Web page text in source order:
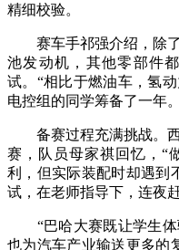
精细校验。
赛车手祁强介绍，除了
池发动机，其他零部件
试。“相比于燃油车，氢
电控组的同学筹备了一年
备赛过程充满挑战。西
赛，队员母家祺回忆，“
利，但实际装配时却遇到
试，在老师指导下，连夜
“巴哈大赛既让学生体
也为汽车产业输送更多的